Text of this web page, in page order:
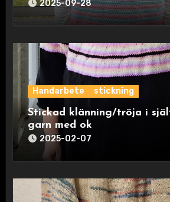
2025-09-28
Handarbete stickning
Stickad klänning/tröja i
garn med ok
2025-02-07